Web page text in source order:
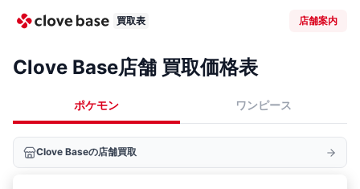
買取表 店舗案内
Clove Base店舗 買取価格表
ポケモン ワンピース
Clove Baseの店舗買取